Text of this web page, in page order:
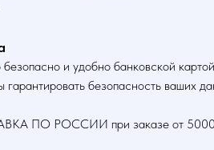
безопасно и удобно банковской
безопасность ваших
ПО РОССИИ при заказе от 5000